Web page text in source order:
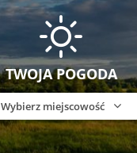
TWOJA POGODA
Wybierz miejscowość